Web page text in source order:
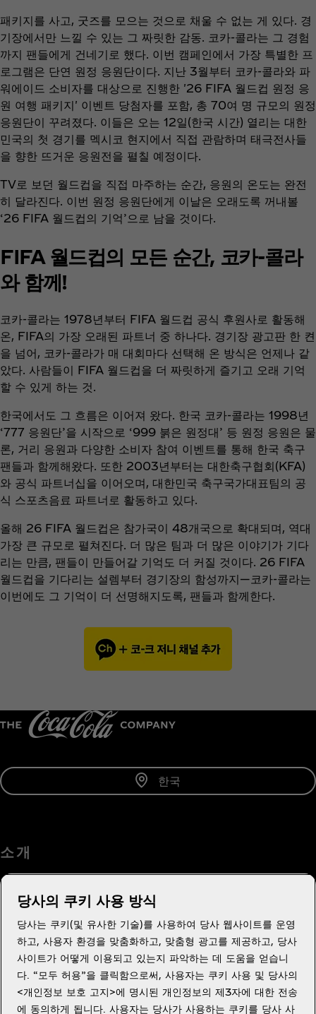
패키지를 사고, 굿즈를 모으는 것으로 채울 수 없는 게 있다. 경
기장에서만 느낄 수 있는 그 짜릿한 감동. 코카-콜라는 그 경험
까지 팬들에게 건네기로 했다. 이번 캠페인에서 가장 특별한 프
로그램은 단연 원정 응원단이다. 지난 3월부터 코카-콜라와 파
워에이드 소비자를 대상으로 진행한 '26 FIFA 월드컵 원정 응
원 여행 패키지' 이벤트 당첨자를 포함, 총 70여 명 규모의 원정
응원단이 꾸려졌다. 이들은 오는 12일(한국 시간) 열리는 대한
민국의 첫 경기를 멕시코 현지에서 직접 관람하며 태극전사들
을 향한 뜨거운 응원전을 펼칠 예정이다.
TV로 보던 월드컵을 직접 마주하는 순간, 응원의 온도는 완전
히 달라진다. 이번 원정 응원단에게 이날은 오래도록 꺼내볼
‘26 FIFA 월드컵의 기억’으로 남을 것이다.
FIFA 월드컵의 모든 순간, 코카-콜라
와 함께!
코카-콜라는 1978년부터 FIFA 월드컵 공식 후원사로 활동해
온, FIFA의 가장 오래된 파트너 중 하나다. 경기장 광고판 한 켠
을 넘어, 코카-콜라가 매 대회마다 선택해 온 방식은 언제나 같
았다. 사람들이 FIFA 월드컵을 더 짜릿하게 즐기고 오래 기억
할 수 있게 하는 것.
한국에서도 그 흐름은 이어져 왔다. 한국 코카-콜라는 1998년
‘777 응원단’을 시작으로 ‘999 붉은 원정대’ 등 원정 응원은 물
론, 거리 응원과 다양한 소비자 참여 이벤트를 통해 한국 축구
팬들과 함께해왔다. 또한 2003년부터는 대한축구협회(KFA)
와 공식 파트너십을 이어오며, 대한민국 축구국가대표팀의 공
식 스포츠음료 파트너로 활동하고 있다.
올해 26 FIFA 월드컵은 참가국이 48개국으로 확대되며, 역대
가장 큰 규모로 펼쳐진다. 더 많은 팀과 더 많은 이야기가 기다
리는 만큼, 팬들이 만들어갈 기억도 더 커질 것이다. 26 FIFA
월드컵을 기다리는 설렘부터 경기장의 함성까지—코카-콜라는
이번에도 그 기억이 더 선명해지도록, 팬들과 함께한다.
한국
소 개
도움이 필요하세요?
당사의 쿠키 사용 방식
당사는 쿠키(및 유사한 기술)를 사용하여 당사 웹사이트를 운영
하고, 사용자 환경을 맞춤화하고, 맞춤형 광고를 제공하고, 당사
사이트가 어떻게 이용되고 있는지 파악하는 데 도움을 얻습니
다. “모두 허용”을 클릭함으로써, 사용자는 쿠키 사용 및 당사의
<개인정보 보호 고지>에 명시된 개인정보의 제3자에 대한 전송
에 동의하게 됩니다. 사용자는 당사가 사용하는 쿠키를 당사 사